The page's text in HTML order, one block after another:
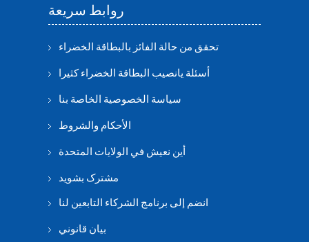
روابط سريعة
تحقق من حالة الفائز بالبطاقة الخضراء
أسئلة يانصيب البطاقة الخضراء كثيرا
سياسة الخصوصية الخاصة بنا
الأحكام والشروط
أين نعيش في الولايات المتحدة
مشترک بشوید
انضم إلى برنامج الشركاء التابعين لنا
بيان قانوني